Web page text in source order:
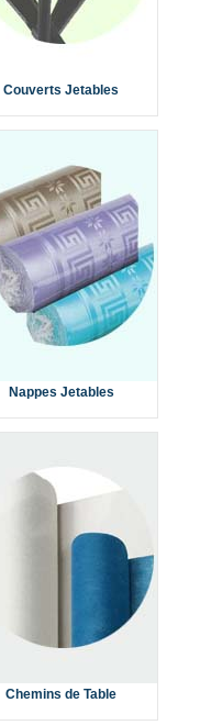
Couverts Jetables
Nappes Jetables
Chemins de Table